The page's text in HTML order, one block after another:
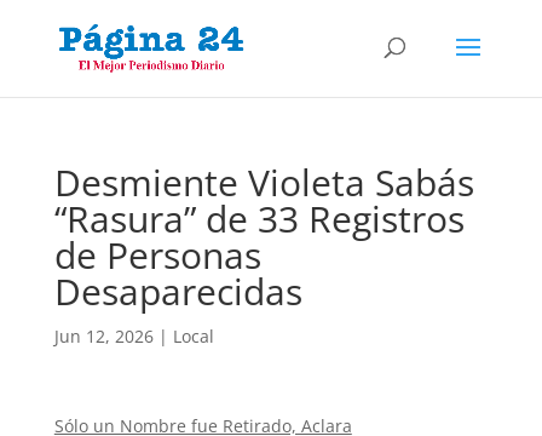
Desmiente Violeta Sabás
“Rasura” de 33 Registros
de Personas
Desaparecidas
Jun 12, 2026| Local
Sólo un Nombre fue Retirado, Aclara